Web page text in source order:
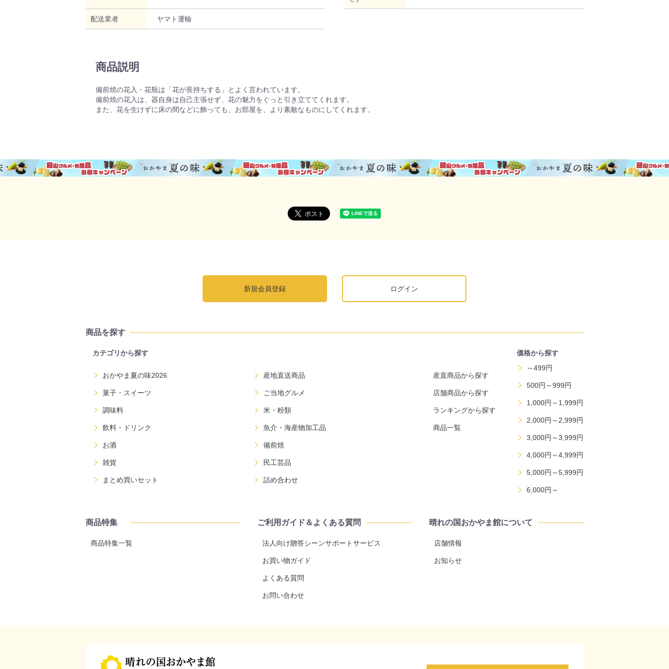
配送業者 ヤマト運輸
商品説明
備前焼の花入・花瓶は「花が長持ちする」とよく言われています。
備前焼の花入は、器自身は自己主張せず、花の魅力をぐっと引き立ててくれます。
また、花を生けずに床の間などに飾っても、お部屋を、より素敵なものにしてくれます。
新規会員登録 ログイン
商品を探す
カテゴリから探す
おかやま夏の味2026 産地直送商品
菓子・スイーツ ご当地グルメ
調味料 米・粉類
飲料・ドリンク 魚介・海産物加工品
お酒 備前焼
雑貨 民工芸品
まとめ買いセット 詰め合わせ
産直商品から探す
店舗商品から探す
ランキングから探す
商品一覧
価格から探す
～499円
500円～999円
1,000円～1,999円
2,000円～2,999円
3,000円～3,999円
4,000円～4,999円
5,000円～5,999円
6,000円～
商品特集
商品特集一覧
ご利用ガイド＆よくある質問
法人向け贈答シーンサポートサービス
お買い物ガイド
よくある質問
お問い合わせ
晴れの国おかやま館について
店舗情報
お知らせ